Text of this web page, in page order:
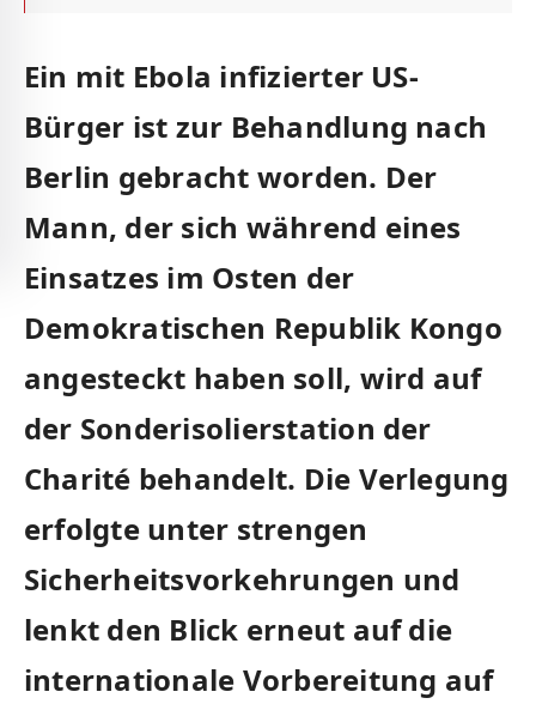
Ein mit Ebola infizierter US-
Bürger ist zur Behandlung nach
Berlin gebracht worden. Der
Mann, der sich während eines
Einsatzes im Osten der
Demokratischen Republik Kongo
angesteckt haben soll, wird auf
der Sonderisolierstation der
Charité behandelt. Die Verlegung
erfolgte unter strengen
Sicherheitsvorkehrungen und
lenkt den Blick erneut auf die
internationale Vorbereitung auf